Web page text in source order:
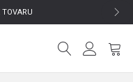
TOVARU